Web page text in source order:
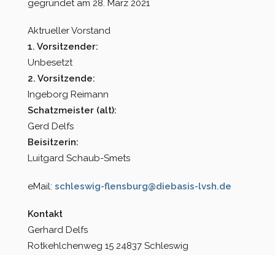
gegründet am 28. März 2021
Aktrueller Vorstand
1. Vorsitzender:
Unbesetzt
2. Vorsitzende:
Ingeborg Reimann
Schatzmeister (alt):
Gerd Delfs
Beisitzerin:
Luitgard Schaub-Smets
eMail: schleswig-flensburg@diebasis-lvsh.de
Kontakt
Gerhard Delfs
Rotkehlchenweg 15 24837 Schleswig
Kreisverband Ostholstein
Kreisverband Plön
Kreisverband Schleswig-
Flensburg
Kreisverband Segeberg
Kreisverband Steinburg
Kreisverband Stormarn
Kreisverband Rendsburg-